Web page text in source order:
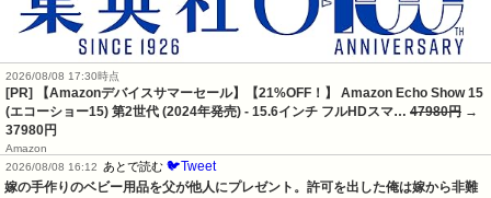
2026/08/08 17:30時点
[PR] 【Amazonデバイスサマーセール】【21%OFF！】 Amazon Echo Show 15
(エコーショー15) 第2世代 (2024年発売) - 15.6インチ フルHDスマ… 47980円 →
37980円
Amazon
2026/08/08 16:12 あとで読む 🐦Tweet
嫁の手作りのベビー用品を父が他人にプレゼント。許可を出した俺は嫁から非難